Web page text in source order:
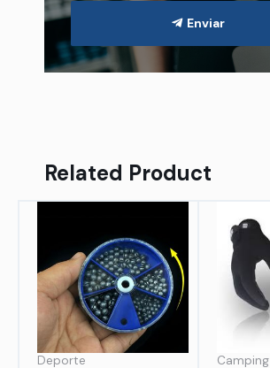
Enviar
Related Product
Deporte Camping